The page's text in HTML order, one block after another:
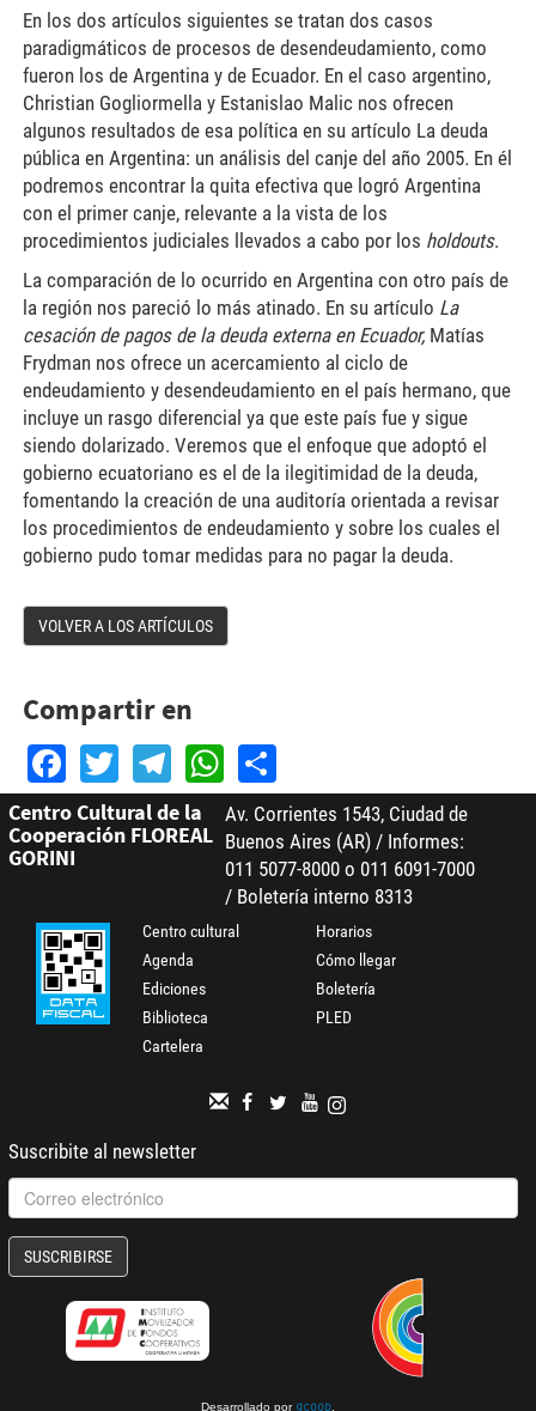
En los dos artículos siguientes se tratan dos casos
paradigmáticos de procesos de desendeudamiento, como
fueron los de Argentina y de Ecuador. En el caso argentino,
Christian Gogliormella y Estanislao Malic nos ofrecen
algunos resultados de esa política en su artículo La deuda
pública en Argentina: un análisis del canje del año 2005.En él
podremos encontrar la quita efectiva que logró Argentina
con el primer canje, relevante a la vista de los
procedimientos judiciales llevados a cabo por los holdouts.
La comparación de lo ocurrido en Argentina con otro país de
la región nos pareció lo más atinado. En su artículo La
cesación de pagos de la deuda externa en Ecuador, Matías
Frydman nos ofrece un acercamiento al ciclo de
endeudamiento y desendeudamiento en el país hermano, que
incluye un rasgo diferencial ya que este país fue y sigue
siendo dolarizado. Veremos que el enfoque que adoptó el
gobierno ecuatoriano es el de la ilegitimidad de la deuda,
fomentando la creación de una auditoría orientada a revisar
los procedimientos de endeudamiento y sobre los cuales el
gobierno pudo tomar medidas para no pagar la deuda.
VOLVER A LOS ARTÍCULOS
Compartir en
Facebook
TwitterTelegram
WhatsApp
Share
Centro Cultural de la
Cooperación FLOREAL
GORINI
Av. Corrientes 1543, Ciudad de
Buenos Aires (AR) / Informes:
011 5077-8000 o 011 6091-7000
/ Boletería interno 8313
Centro cultural
Agenda
Ediciones
Biblioteca
Cartelera
Horarios
Cómo llegar
Boletería
PLED
Suscribite al newsletter
SUSCRIBIRSE
Desarrollado por gcoop